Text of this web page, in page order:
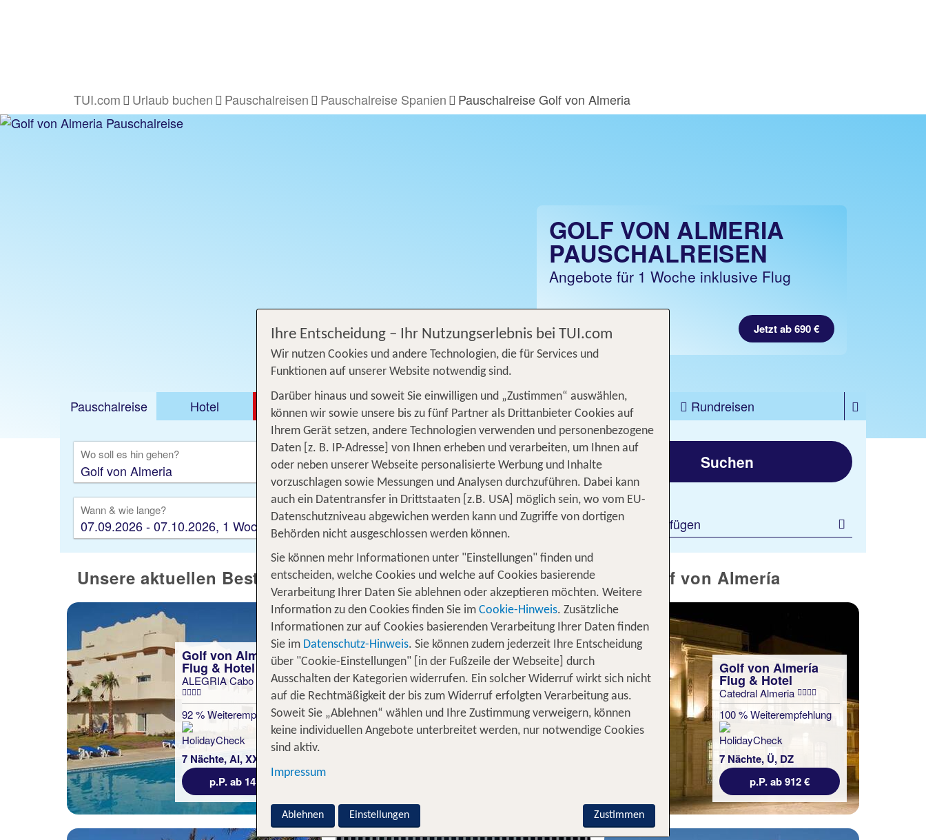
TUI.com Urlaub buchen Pauschalreisen Pauschalreise Spanien Pauschalreise Golf von Almeria
GOLF VON ALMERIA
PAUSCHALREISEN
Angebote für 1 Woche inklusive Flug
Jetzt ab 690 €
Pauschalreise Hotel DEALS Flug Ferienhaus Mietwagen Kreuzfahrten
Rundreisen
Ausflüge
Camper Privattransfer Zusatzleistungen
Wo soll es hin gehen? Von wo?
Beliebig
Wann & wie lange?
07.09.2026 - 07.10.2026, 1 Woche
Wer reist mit?
2 Erwachsene
Suchen
Filter hinzufügen
Unsere aktuellen Bestseller für eine 1 Woche Pauschalreise an den Golf von Almería
Golf von Almería
Flug & Hotel
ALEGRIA Cabo de Gata
92 % Weiterempfehlung
7 Nächte, AI, XX
p.P. ab 1456 €
Golf von Almería
Flug & Hotel
Parador de Mojácar
100 % Weiterempfehlung
Golf von Almería
Flug & Hotel
Catedral Almeria
100 % Weiterempfehlung
7 Nächte, Ü, DZ
p.P. ab 912 €
Ihre Entscheidung – Ihr Nutzungserlebnis bei TUI.com
Wir nutzen Cookies und andere Technologien, die für Services und
Funktionen auf unserer Website notwendig sind.
Darüber hinaus und soweit Sie einwilligen und „Zustimmen“ auswählen,
können wir sowie unsere bis zu fünf Partner als Drittanbieter Cookies auf
Ihrem Gerät setzen, andere Technologien verwenden und personenbezogene
Daten [z. B. IP-Adresse] von Ihnen erheben und verarbeiten, um Ihnen auf
oder neben unserer Webseite personalisierte Werbung und Inhalte
vorzuschlagen sowie Messungen und Analysen durchzuführen. Dabei kann
auch ein Datentransfer in Drittstaaten [z.B. USA] möglich sein, wo vom EU-
Datenschutzniveau abgewichen werden kann und Zugriffe von dortigen
Behörden nicht ausgeschlossen werden können.
Sie können mehr Informationen unter "Einstellungen" finden und
entscheiden, welche Cookies und welche auf Cookies basierende
Verarbeitung Ihrer Daten Sie ablehnen oder akzeptieren möchten. Weitere
Information zu den Cookies finden Sie im Cookie-Hinweis. Zusätzliche
Informationen zur auf Cookies basierenden Verarbeitung Ihrer Daten finden
Sie im Datenschutz-Hinweis. Sie können zudem jederzeit Ihre Entscheidung
über "Cookie-Einstellungen" [in der Fußzeile der Webseite] durch
Ausschalten der Kategorien widerrufen. Ein solcher Widerruf wirkt sich nicht
auf die Rechtmäßigkeit der bis zum Widerruf erfolgten Verarbeitung aus.
Soweit Sie „Ablehnen“ wählen und Ihre Zustimmung verweigern, können
keine individuellen Angebote unterbreitet werden, nur notwendige Cookies
sind aktiv.
Impressum
Zustimmen
Ablehnen Einstellungen